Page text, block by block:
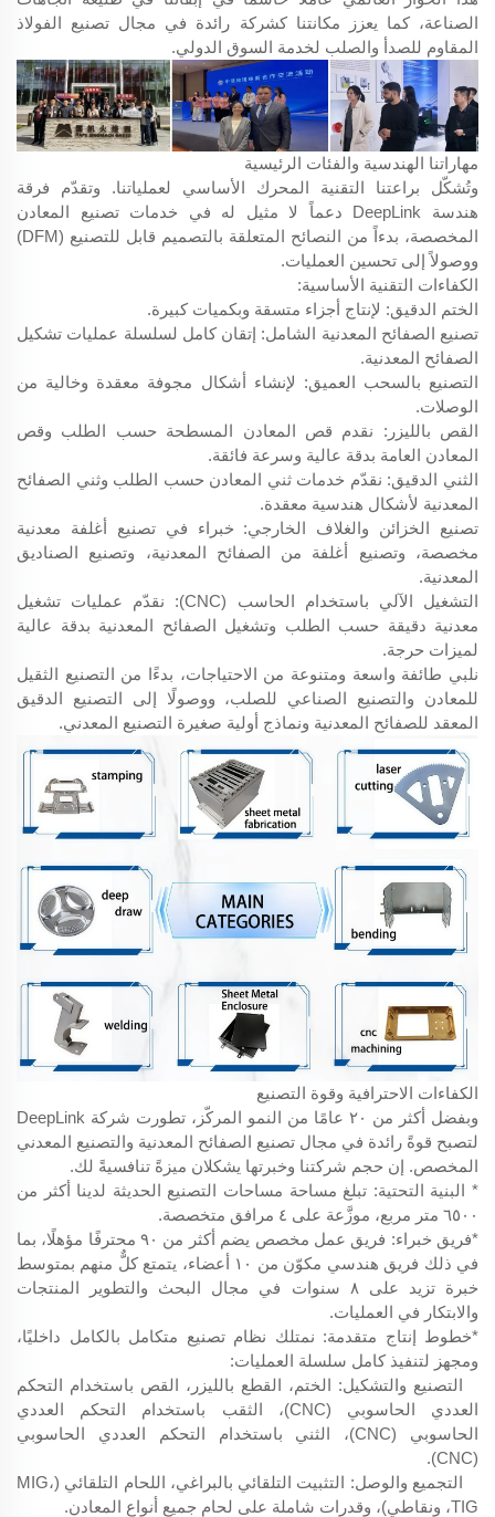
الصناعة، كما يعزز مكانتنا كشركة رائدة في مجال تصنيع الفولاذ
المقاوم للصدأ والصلب لخدمة السوق الدولي.
مهاراتنا الهندسية والفئات الرئيسية
وتُشكّل براعتنا التقنية المحرك الأساسي لعملياتنا. وتقدّم فرقة
هندسة DeepLink دعماً لا مثيل له في خدمات تصنيع المعادن
المخصصة، بدءاً من النصائح المتعلقة بالتصميم قابل للتصنيع (DFM)
ووصولاً إلى تحسين العمليات.
الكفاءات التقنية الأساسية:
الختم الدقيق: لإنتاج أجزاء متسقة وبكميات كبيرة.
تصنيع الصفائح المعدنية الشامل: إتقان كامل لسلسلة عمليات تشكيل
الصفائح المعدنية.
التصنيع بالسحب العميق: لإنشاء أشكال مجوفة معقدة وخالية من
الوصلات.
القص بالليزر: نقدم قص المعادن المسطحة حسب الطلب وقص
المعادن العامة بدقة عالية وسرعة فائقة.
الثني الدقيق: نقدّم خدمات ثني المعادن حسب الطلب وثني الصفائح
المعدنية لأشكال هندسية معقدة.
تصنيع الخزائن والغلاف الخارجي: خبراء في تصنيع أغلفة معدنية
مخصصة، وتصنيع أغلفة من الصفائح المعدنية، وتصنيع الصناديق
المعدنية.
التشغيل الآلي باستخدام الحاسب (CNC): نقدّم عمليات تشغيل
معدنية دقيقة حسب الطلب وتشغيل الصفائح المعدنية بدقة عالية
لميزات حرجة.
نلبي طائفة واسعة ومتنوعة من الاحتياجات، بدءًا من التصنيع الثقيل
للمعادن والتصنيع الصناعي للصلب، ووصولًا إلى التصنيع الدقيق
المعقد للصفائح المعدنية ونماذج أولية صغيرة التصنيع المعدني.
الكفاءات الاحترافية وقوة التصنيع
وبفضل أكثر من ٢٠ عامًا من النمو المركّز، تطورت شركة DeepLink
لتصبح قوةً رائدة في مجال تصنيع الصفائح المعدنية والتصنيع المعدني
المخصص. إن حجم شركتنا وخبرتها يشكلان ميزةً تنافسيةً لك.
* البنية التحتية: تبلغ مساحة مساحات التصنيع الحديثة لدينا أكثر من
٦٥٠٠ متر مربع، موزَّعة على ٤ مرافق متخصصة.
*فريق خبراء: فريق عمل مخصص يضم أكثر من ٩٠ محترفًا مؤهلًا، بما
في ذلك فريق هندسي مكوّن من ١٠ أعضاء، يتمتع كلٌّ منهم بمتوسط
خبرة تزيد على ٨ سنوات في مجال البحث والتطوير المنتجات
والابتكار في العمليات.
*خطوط إنتاج متقدمة: نمتلك نظام تصنيع متكامل بالكامل داخليًا،
ومجهز لتنفيذ كامل سلسلة العمليات:
التصنيع والتشكيل: الختم، القطع بالليزر، القص باستخدام التحكم
العددي الحاسوبي (CNC)، الثقب باستخدام التحكم العددي
الحاسوبي (CNC)، الثني باستخدام التحكم العددي الحاسوبي
(CNC).
التجميع والوصل: التثبيت التلقائي بالبراغي، اللحام التلقائي (MIG،
TIG، ونقاطي)، وقدرات شاملة على لحام جميع أنواع المعادن.